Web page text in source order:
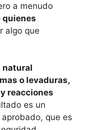
a menudo
quienes
algo que
natural
o levaduras,
reacciones
es un
que es